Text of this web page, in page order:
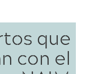
que
con el